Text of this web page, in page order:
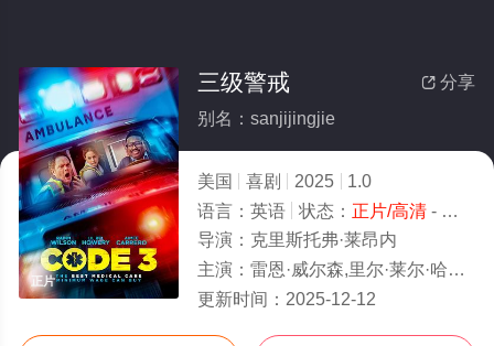
正片
 分享
三级警戒
别名：sanjijingjie
美国 喜剧 2025
1.0
语言： 英语 状态： 正片/高清- 免费在线观看
导演： 克里斯托弗·莱昂内
主演： 雷恩·威尔森,里尔·莱尔·哈瓦瑞,艾米·卡里诺,罗伯·里格尔,伊薇特·尼科尔·布朗,佩吉·肯尼迪,索洛·马里多纳,崔·欧图尔,特蕾莎·麦克
更新时间： 2025-12-12